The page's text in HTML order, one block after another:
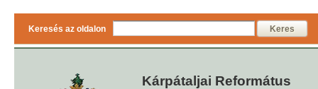
Keresés az oldalon Keres
Kárpátaljai Református